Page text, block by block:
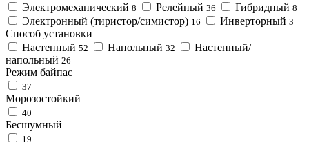
Электромеханический 8 Релейный 36 Гибридный 8
Электронный (тиристор/симистор) 16 Инверторный 3
Способ установки
Настенный 52 Напольный 32
Настенный/
напольный 26
Режим байпас
37
Морозостойкий
40
Бесшумный
19